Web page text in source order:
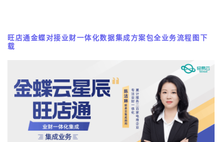
旺店通金蝶对接业财一体化数据集成方案包全业务流程图下
载